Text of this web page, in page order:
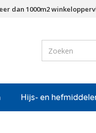
dan 1000m2
Hijs- en